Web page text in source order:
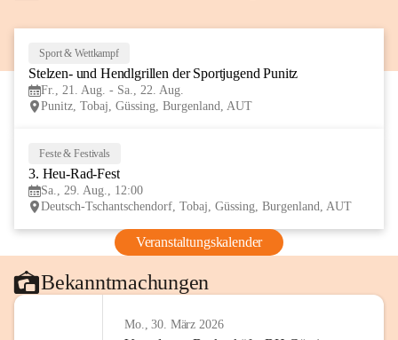
Sport & Wettkampf
Stelzen- und Hendlgrillen der Sportjugend Punitz
Fr., 21. Aug. - Sa., 22. Aug.
Punitz, Tobaj, Güssing, Burgenland, AUT
Feste & Festivals
3. Heu-Rad-Fest
Sa., 29. Aug., 12:00
Deutsch-Tschantschendorf, Tobaj, Güssing, Burgenland, AUT
Veranstaltungskalender
Bekanntmachungen
Mo., 30. März 2026